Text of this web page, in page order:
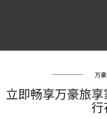
万
立即畅享万豪旅